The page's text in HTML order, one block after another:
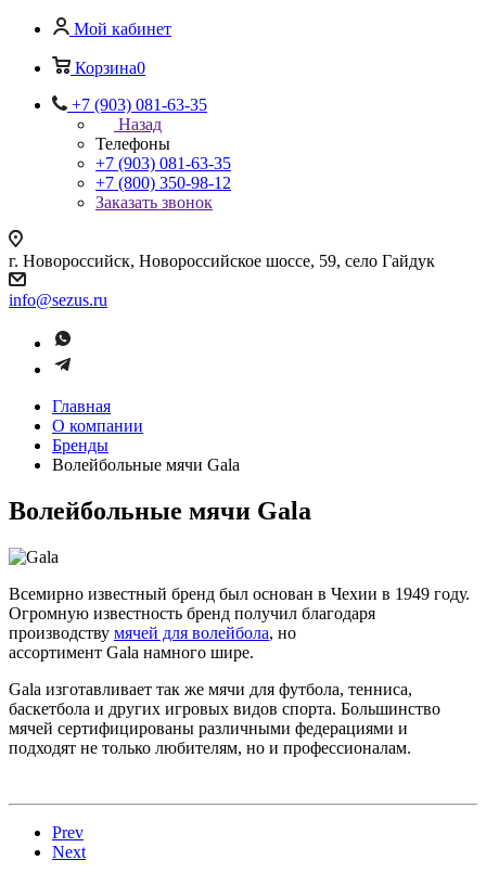
Мой кабинет
Корзина0
+7 (903) 081-63-35
Назад
Телефоны
+7 (903) 081-63-35
+7 (800) 350-98-12
Заказать звонок
г. Новороссийск, Новороссийское шоссе, 59, село Гайдук
info@sezus.ru
Главная
О компании
Бренды
Волейбольные мячи Gala
Волейбольные мячи Gala
Всемирно известный бренд был основан в Чехии в 1949 году.
Огромную известность бренд получил благодаря
производству мячей для волейбола, но
ассортимент Gala намного шире.
Gala изготавливает так же мячи для футбола, тенниса,
баскетбола и других игровых видов спорта. Большинство
мячей сертифицированы различными федерациями и
подходят не только любителям, но и профессионалам.
Prev
Next